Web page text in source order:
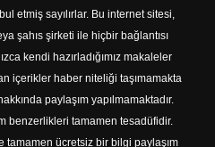
etmiş sayılırlar. Bu internet sitesi,
şahıs şirketi ile hiçbir bağlantısı
kendi hazırladığımız makaleler
içerikler haber niteliği taşımamakta
paylaşım yapılmamaktadır.
benzerlikleri tamamen tesadüfidir.
tamamen ücretsiz bir bilgi paylaşım